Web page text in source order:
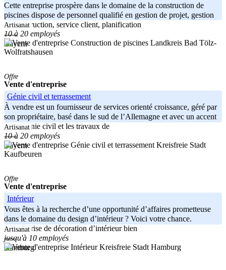
Cette entreprise prospère dans le domaine de la construction de
piscines dispose de personnel qualifié en gestion de projet, gestion
de construction, service client, planification
-----
Bayern
Artisanat
10 à 20 employés
Landkreis Bad Tölz-
Wolfratshausen
Offre
Vente d'entreprise
Génie civil et terrassement
À vendre est un fournisseur de services orienté croissance, géré par
son propriétaire, basé dans le sud de l’Allemagne et avec un accent
sur le génie civil et les travaux de
-----
Bayern
Artisanat
10 à 20 employés
Kreisfreie Stadt
Kaufbeuren
Offre
Vente d'entreprise
Intérieur
Vous êtes à la recherche d’une opportunité d’affaires prometteuse
dans le domaine du design d’intérieur ? Voici votre chance.
L’entreprise de décoration d’intérieur bien
-----
Hamburg
Artisanat
jusqu'à 10 employés
Kreisfreie Stadt Hamburg